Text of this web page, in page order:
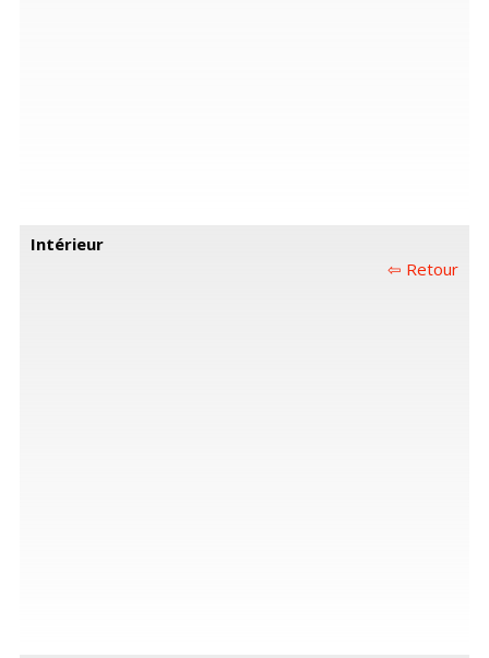
Intérieur
⇦ Retour